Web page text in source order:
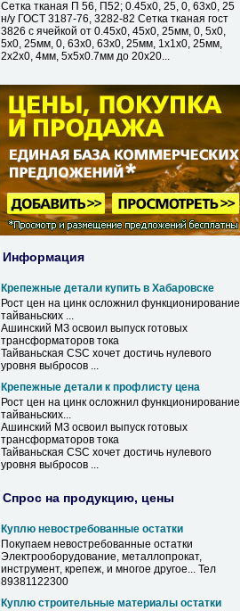
Сетка тканая П 56, П52; 0.45х0, 25, 0, 63х0, 25
н/у ГОСТ 3187-76, 3282-82 Сетка тканая гост
3826 с ячейкой от 0.45х0, 45х0, 25мм, 0, 5х0,
5х0, 25мм, 0, 63х0, 63х0, 25мм, 1х1х0, 25мм,
2х2х0, 4мм, 5х5х0.7мм до 20х20...
Информация
Крепежные детали купить в Хабаровске
Рост цен на цинк осложнил функционирование
тайваньских ...
Ашинский МЗ освоил выпуск готовых
трансформаторов тока
Тайваньская CSC хочет достичь нулевого
уровня выбросов ...
Крепежные детали к профлисту цена
Рост цен на цинк осложнил функционирование
тайваньских...
Ашинский МЗ освоил выпуск готовых
трансформаторов тока
Тайваньская CSC хочет достичь нулевого
уровня выбросов ...
Спрос на продукцию, цены
Куплю невостребованные остатки
Покупаем невостребованные остатки
Электрооборудование, металлопрокат,
инструмент, крепеж, и многое другое... Тел
89381122300
Куплю строительные материалы остатки